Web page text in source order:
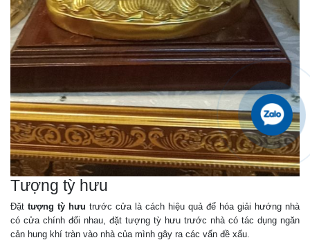
Tượng tỳ hưu
Đặt tượng tỳ hưu trước cửa là cách hiệu quả để hóa giải hướng nhà
có cửa chính đối nhau, đặt tượng tỳ hưu trước nhà có tác dụng ngăn
cản hung khí tràn vào nhà của mình gây ra các vấn đề xấu.